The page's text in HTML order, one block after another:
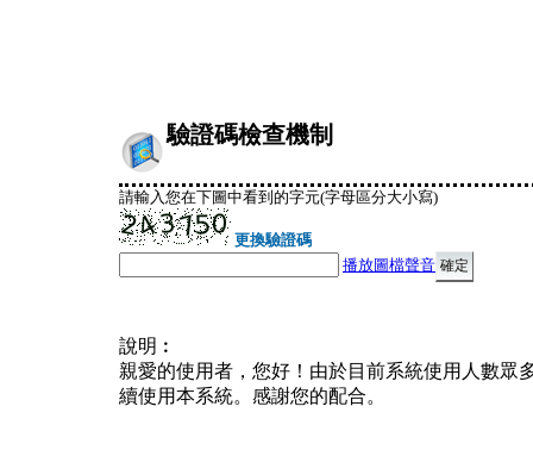
驗證碼檢查機制
請輸入您在下圖中看到的字元(字母區分大小寫)
更換驗證碼
播放圖檔聲音
說明︰
親愛的使用者，您好！由於目前系統使用人數眾
續使用本系統。感謝您的配合。